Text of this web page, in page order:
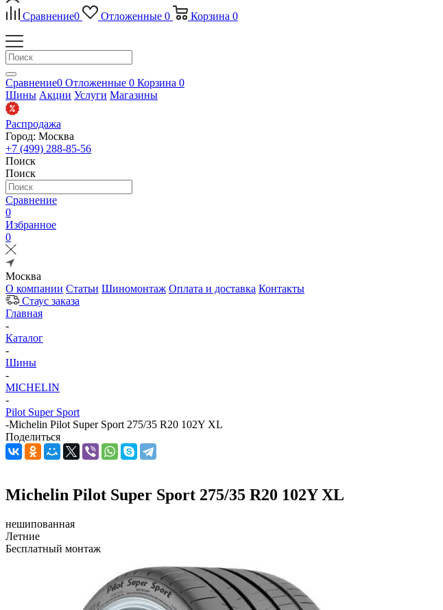
Сравнение0 Отложенные 0 Корзина 0
Сравнение0 Отложенные 0 Корзина 0
Шины Акции Услуги Магазины
Распродажа
Город: Москва
+7 (499) 288-85-56
Поиск
Поиск
Сравнение
0
Избранное
0
Москва
О компании Статьи Шиномонтаж Оплата и доставка Контакты
Стаус заказа
Главная
-
Каталог
-
Шины
-
MICHELIN
-
Pilot Super Sport
-Michelin Pilot Super Sport 275/35 R20 102Y XL
Поделиться
Michelin Pilot Super Sport 275/35 R20 102Y XL
нешипованная
Летние
Бесплатный монтаж